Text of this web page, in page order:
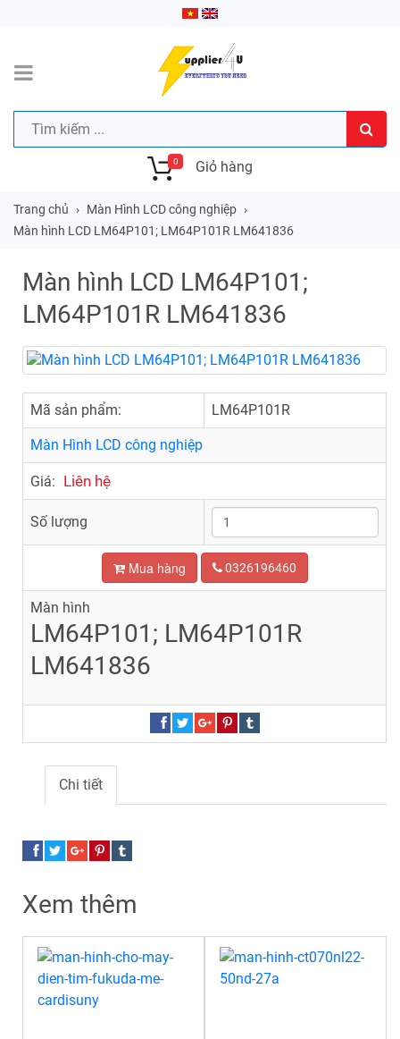
0 Giỏ hàng
Trang chủ
Màn Hình LCD công nghiệp
Màn hình LCD LM64P101; LM64P101R LM641836
Màn hình LCD LM64P101;
LM64P101R LM641836
Mã sản phẩm: LM64P101R
Màn Hình LCD công nghiệp
Giá: Liên hệ
Số lượng
Mua hàng 0326196460
Màn hình
LM64P101; LM64P101R
LM641836
Chi tiết
Xem thêm